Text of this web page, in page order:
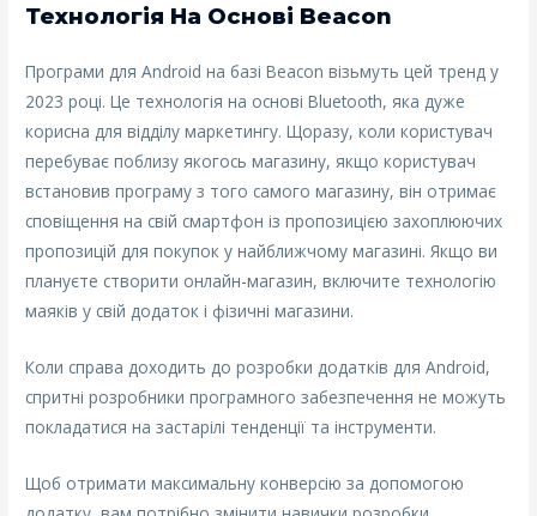
Технологія На Основі Beacon
Програми для Android на базі Beacon візьмуть цей тренд у
2023 році. Це технологія на основі Bluetooth, яка дуже
корисна для відділу маркетингу. Щоразу, коли користувач
перебуває поблизу якогось магазину, якщо користувач
встановив програму з того самого магазину, він отримає
сповіщення на свій смартфон із пропозицією захоплюючих
пропозицій для покупок у найближчому магазині. Якщо ви
плануєте створити онлайн-магазин, включите технологію
маяків у свій додаток і фізичні магазини.
Коли справа доходить до розробки додатків для Android,
спритні розробники програмного забезпечення не можуть
покладатися на застарілі тенденції та інструменти.
Щоб отримати максимальну конверсію за допомогою